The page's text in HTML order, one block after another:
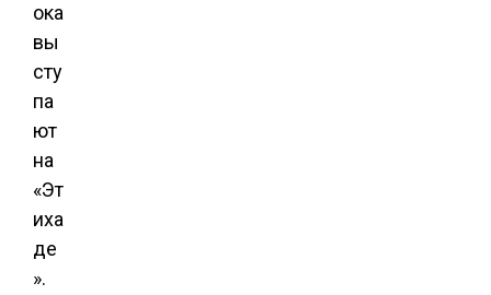
ока
вы
сту
па
ют
на
«Эт
иха
де
».